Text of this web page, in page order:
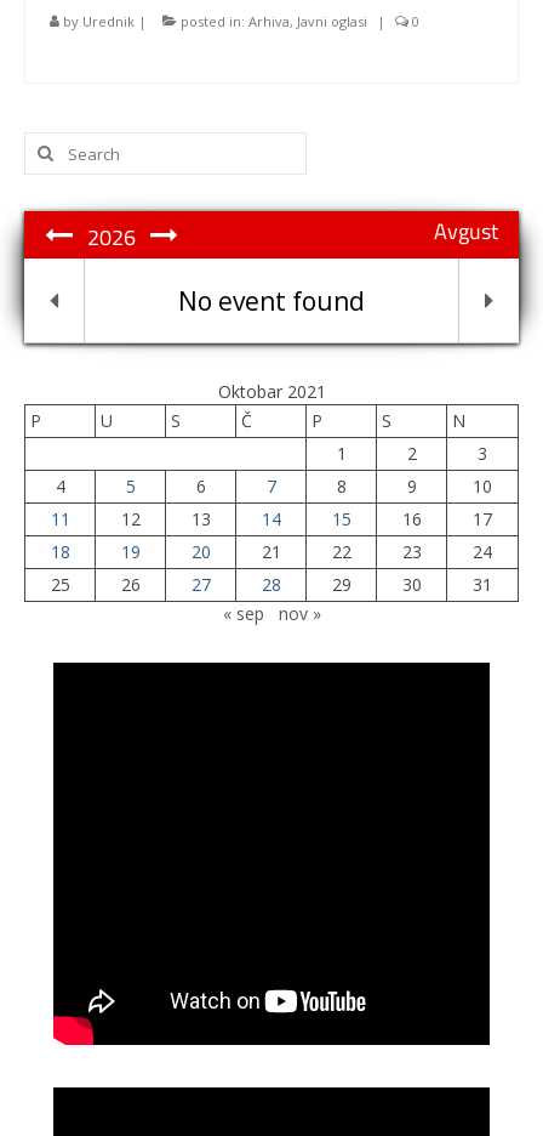
by Urednik | posted in: Arhiva, Javni oglasi | 0
Search
for:
Avgust
2026
No event found
Oktobar 2021
P
U S Č P S
N
1
2
3
4
5 6 7 8 9
10
11
12 13 14 15 16
17
18
19 20 21 22 23
24
25
26 27 28 29 30
31
« sep
nov »